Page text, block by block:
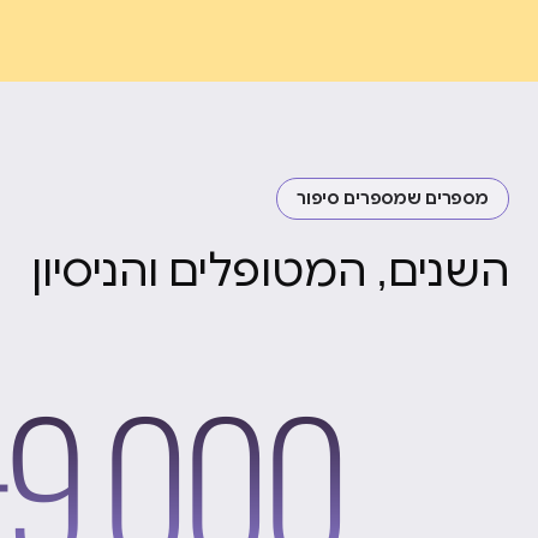
מספרים שמספרים סיפור
השנים, המטופלים והניסיון
9,000+